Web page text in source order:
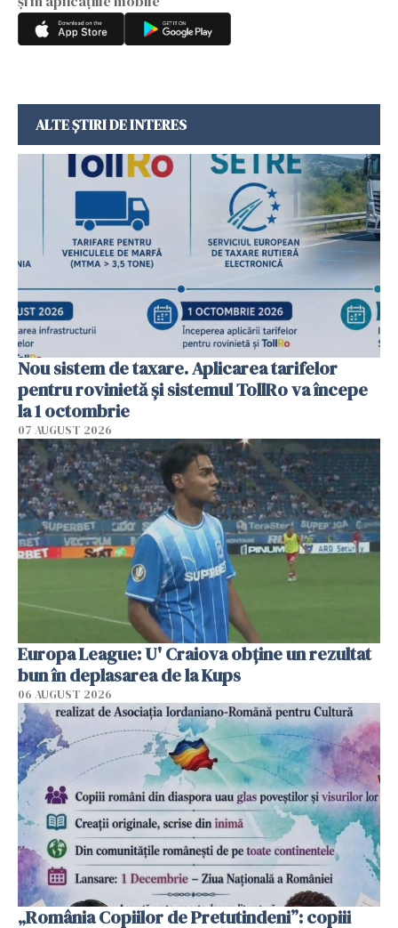
ALTE ȘTIRI DE INTERES
Nou sistem de taxare. Aplicarea tarifelor
pentru rovinietă şi sistemul TollRo va începe
la 1 octombrie
07 AUGUST 2026
Europa League: U' Craiova obține un rezultat
bun în deplasarea de la Kups
06 AUGUST 2026
„România Copiilor de Pretutindeni”: copiii